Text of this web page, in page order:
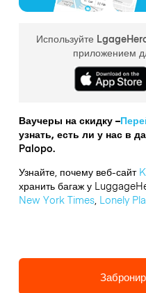
Используйте
приложением
Ваучеры на скидку –
узнать, есть ли у нас в
Palopo.
Узнайте, почему веб-сайт
хранить багаж у
New York Times, Lonely